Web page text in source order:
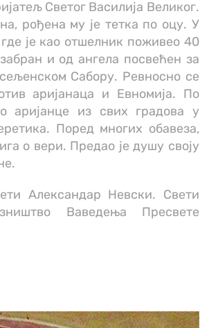
Светог Василија Великог.
рођена му је тетка по оцу. У
је као отшелник поживео 40
и од ангела посвећен за
Сабору. Ревносно се
аријанаца и Евномија. По
аријанце из свих градова у
Поред многих обавеза,
о вери. Предао је душу своју
Александар Невски. Свети
Ваведења Пресвете